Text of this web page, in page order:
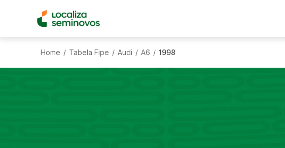
Home / Tabela Fipe / Audi / A6 / 1998